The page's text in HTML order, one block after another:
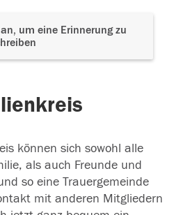
um eine Erinnerung zu
können sich sowohl alle
als auch Freunde und
so eine Trauergemeinde
mit anderen Mitgliedern